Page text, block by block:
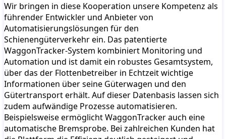
Wir bringen in diese Kooperation unsere Kompetenz als
führender Entwickler und Anbieter von
Automatisierungslösungen für den
Schienengüterverkehr ein. Das patentierte
WaggonTracker-System kombiniert Monitoring und
Automation und ist damit ein robustes Gesamtsystem,
über das der Flottenbetreiber in Echtzeit wichtige
Informationen über seine Güterwagen und den
Gütertransport erhält. Auf dieser Datenbasis lassen sich
zudem aufwändige Prozesse automatisieren.
Beispielsweise ermöglicht WaggonTracker auch eine
automatische Bremsprobe. Bei zahlreichen Kunden hat